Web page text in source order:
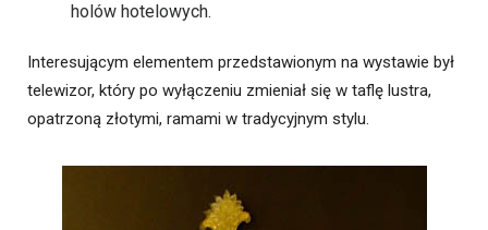
holów hotelowych.
Interesującym elementem przedstawionym na wystawie był
telewizor, który po wyłączeniu zmieniał się w taflę lustra,
opatrzoną złotymi, ramami w tradycyjnym stylu.